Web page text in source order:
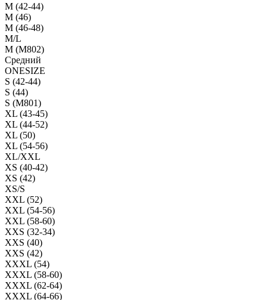
М (42-44)
M (46)
M (46-48)
M/L
M (M802)
Средний
ONESIZE
S (42-44)
S (44)
S (M801)
XL (43-45)
XL (44-52)
XL (50)
XL (54-56)
XL/XXL
XS (40-42)
XS (42)
XS/S
XXL (52)
XXL (54-56)
XXL (58-60)
XXS (32-34)
XXS (40)
XXS (42)
XXXL (54)
XXXL (58-60)
XXXL (62-64)
XXXL (64-66)